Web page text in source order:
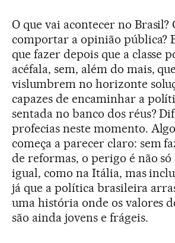
O que vai acontecer no Brasil?
comportar a opinião pública?
que fazer depois que a classe
acéfala, sem, além do mais,
vislumbrem no horizonte
capazes de encaminhar a
sentada no banco dos réus?
profecias neste momento.
começa a parecer claro: sem
de reformas, o perigo é não
igual, como na Itália, mas
já que a política brasileira
uma história onde os valores
são ainda jovens e frágeis.